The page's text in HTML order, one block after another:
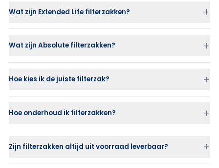
Wat zijn Extended Life filterzakken?
Wat zijn Absolute filterzakken?
Hoe kies ik de juiste filterzak?
Hoe onderhoud ik filterzakken?
Zijn filterzakken altijd uit voorraad leverbaar?